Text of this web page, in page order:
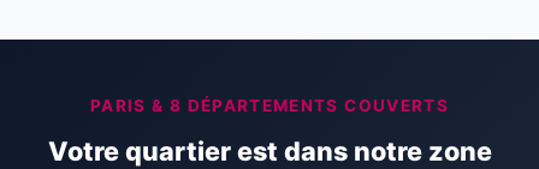
PARIS & 8 DÉPARTEMENTS COUVERTS
Votre quartier est dans notre zone